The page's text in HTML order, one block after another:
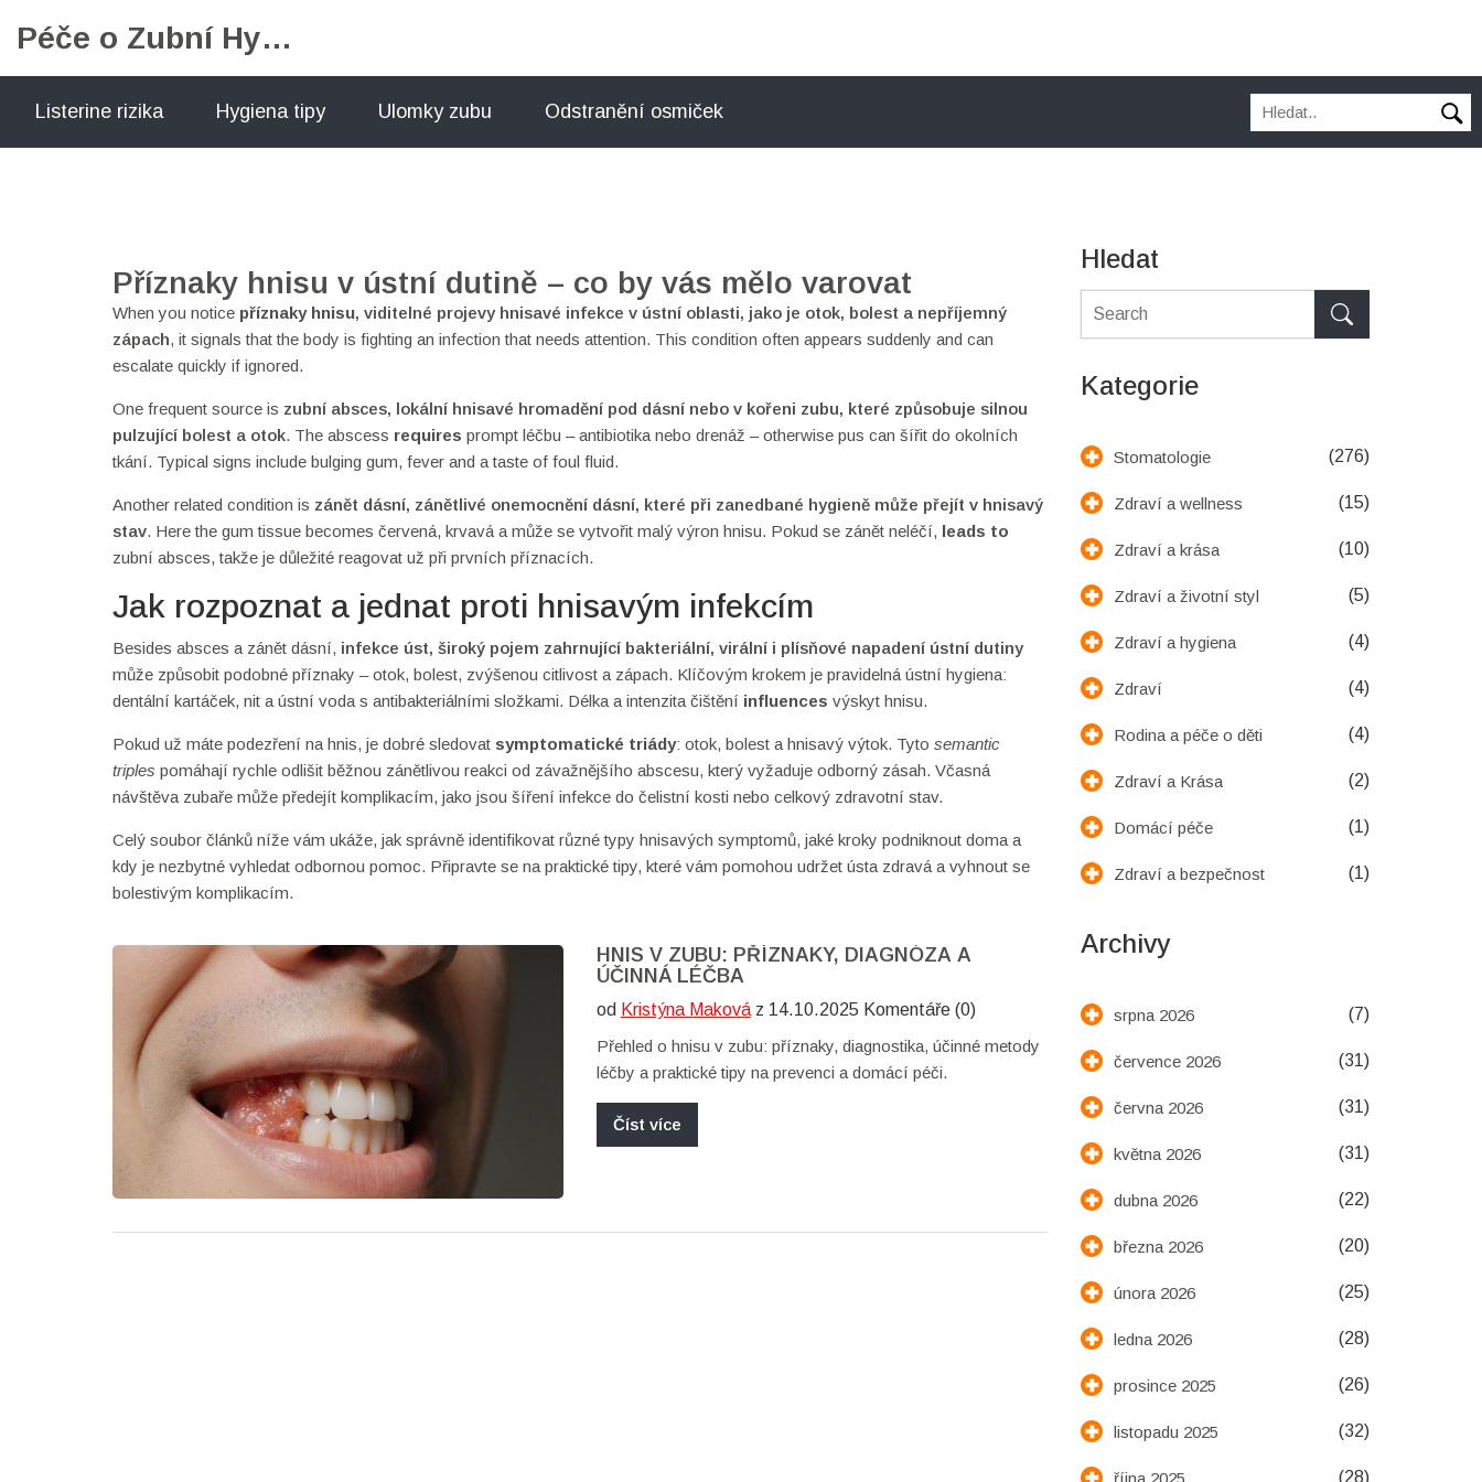
Péče o Zubní Hygienu
Listerine rizika Hygiena tipy Ulomky zubu Odstranění osmiček
Příznaky hnisu v ústní dutině – co by vás mělo varovat
When you notice příznaky hnisu, viditelné projevy hnisavé infekce v ústní oblasti, jako je otok, bolest a nepříjemný
zápach, it signals that the body is fighting an infection that needs attention. This condition often appears suddenly and can
escalate quickly if ignored.
One frequent source is zubní absces, lokální hnisavé hromadění pod dásní nebo v kořeni zubu, které způsobuje silnou
pulzující bolest a otok. The abscess requires prompt léčbu – antibiotika nebo drenáž – otherwise pus can šířit do okolních
tkání. Typical signs include bulging gum, fever and a taste of foul fluid.
Another related condition is zánět dásní, zánětlivé onemocnění dásní, které při zanedbané hygieně může přejít v hnisavý
stav. Here the gum tissue becomes červená, krvavá a může se vytvořit malý výron hnisu. Pokud se zánět neléčí, leads to
zubní absces, takže je důležité reagovat už při prvních příznacích.
Jak rozpoznat a jednat proti hnisavým infekcím
Besides absces a zánět dásní, infekce úst, široký pojem zahrnující bakteriální, virální i plísňové napadení ústní dutiny
může způsobit podobné příznaky – otok, bolest, zvýšenou citlivost a zápach. Klíčovým krokem je pravidelná ústní hygiena:
dentální kartáček, nit a ústní voda s antibakteriálními složkami. Délka a intenzita čištění influences výskyt hnisu.
Pokud už máte podezření na hnis, je dobré sledovat symptomatické triády: otok, bolest a hnisavý výtok. Tyto semantic
triples pomáhají rychle odlišit běžnou zánětlivou reakci od závažnějšího abscesu, který vyžaduje odborný zásah. Včasná
návštěva zubaře může předejít komplikacím, jako jsou šíření infekce do čelistní kosti nebo celkový zdravotní stav.
Celý soubor článků níže vám ukáže, jak správně identifikovat různé typy hnisavých symptomů, jaké kroky podniknout doma a
kdy je nezbytné vyhledat odbornou pomoc. Připravte se na praktické tipy, které vám pomohou udržet ústa zdravá a vyhnout se
bolestivým komplikacím.
HNIS V ZUBU: PŘÍZNAKY, DIAGNÓZA A
ÚČINNÁ LÉČBA
od Kristýna Makováz 14.10.2025 Komentáře (0)
Přehled o hnisu v zubu: příznaky, diagnostika, účinné metody
léčby a praktické tipy na prevenci a domácí péči.
Číst více
Hledat
Kategorie
Stomatologie (276)
Zdraví a wellness (15)
Zdraví a krása (10)
Zdraví a životní styl (5)
Zdraví a hygiena (4)
Zdraví (4)
Rodina a péče o děti (4)
Zdraví a Krása (2)
Domácí péče (1)
Zdraví a bezpečnost (1)
Archivy
srpna 2026 (7)
července 2026 (31)
června 2026 (31)
května 2026 (31)
dubna 2026 (22)
března 2026 (20)
února 2026 (25)
ledna 2026 (28)
prosince 2025 (26)
listopadu 2025 (32)
října 2025 (28)